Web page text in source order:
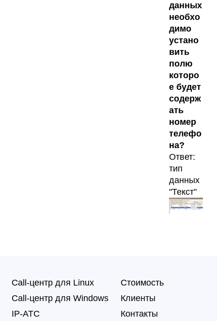
данных
необхо
димо
устано
вить
полю
которо
е будет
содерж
ать
номер
телефо
на?
Ответ:
тип
данных
"Текст"
Call-центр для Linux
Call-центр для Windows
IP-АТС
Стоимость
Клиенты
Контакты